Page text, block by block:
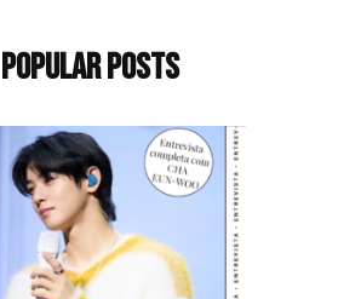
Popular Posts